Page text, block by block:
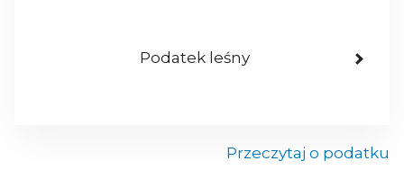
Podatek leśny
Przeczytaj o podatku